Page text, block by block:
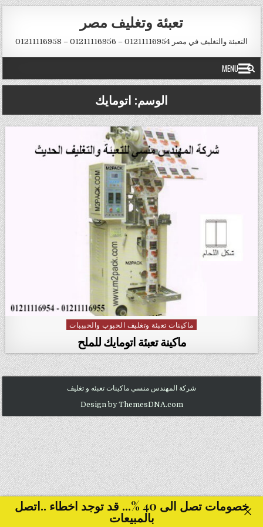
Skip
to
content
تعبئة وتغليف مصر
التعبئة والتغليف في مصر 01211116954 – 01211116956 – 01211116958
MENU
الوسم: اتومايك
Posted
ماكينات تعبئة وتغليف الحبوب والحبيبات
ماكينة تعبئة اتومايك للملح
شركة المهندس منسي ماكينات تعبئه و تغليف
Design by ThemesDNA.com
خصومات تصل الى 40 %... قد توجد اخطاء ..اتصل
بالمبيعات